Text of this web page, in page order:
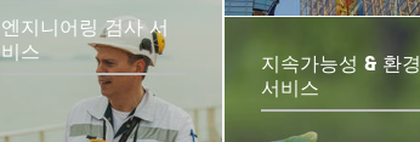
엔지니어링 검사 서
비스
지속가능성 & 환경
서비스